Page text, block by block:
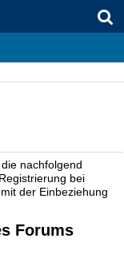
nachfolgend
bei
der Einbeziehung
Forums